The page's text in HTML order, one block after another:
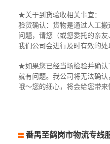
★关于到货验收相关事宜：
验货确认：货物是通过人工
问题，请您（或您委托的亲
我们公司会进行及时有效的处
★如果您已经当场检验并确认
就有问题。我公司将无法确
哦～您的细心，将会给您带来
番禺至鹤岗市物流专线